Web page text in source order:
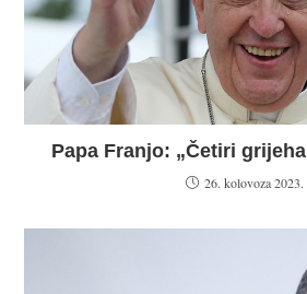
Papa Franjo: „Četiri
26. kolovoza 2023.